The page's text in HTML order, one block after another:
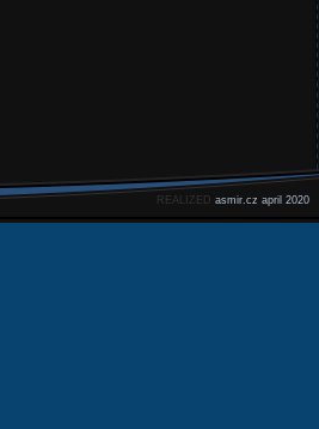
REALIZED asmir.cz april 2020